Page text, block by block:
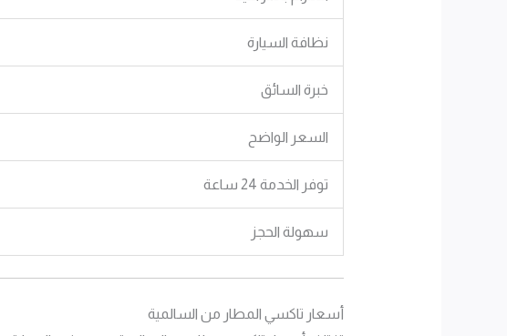
نظافة السيارة
خبرة السائق
السعر الواضح
توفر الخدمة 24 ساعة
سهولة الحجز
أسعار تاكسي المطار من السالمية